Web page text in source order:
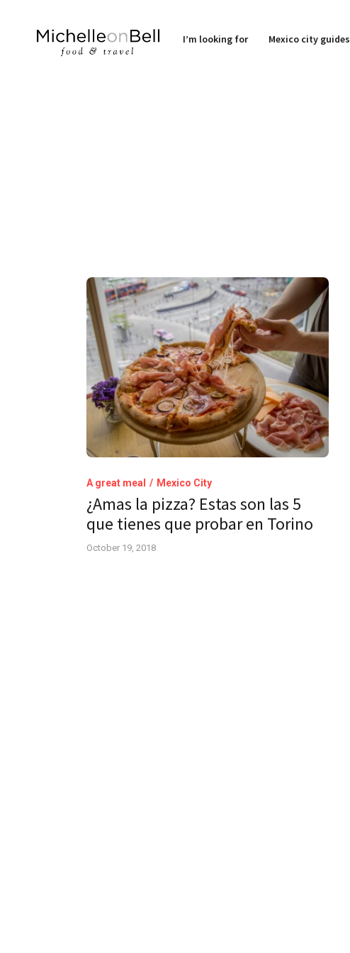
I’m looking for Mexico city guides
A great meal Mexico City
¿Amas la pizza? Estas son las 5
que tienes que probar en Torino
October 19, 2018